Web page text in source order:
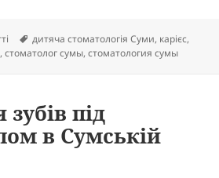
Позначки
дитяча стоматологія Суми, карієс,
,стоматолог сумы,стоматология сумы
під
в Сумській